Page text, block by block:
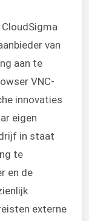
CloudSigma
van
aan te
VNC-
innovaties
eigen
in staat
te
en de
externe